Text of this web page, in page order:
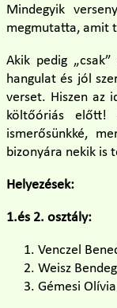
Mindegyik
megmutatta, amit
Akik pedig
hangulat és jól
verset. Hiszen az
költőóriás előtt!
ismerősünkké,
bizonyára nekik is
Helyezések:
1.és 2. osztály:
Venczel
Weisz
Gémesi